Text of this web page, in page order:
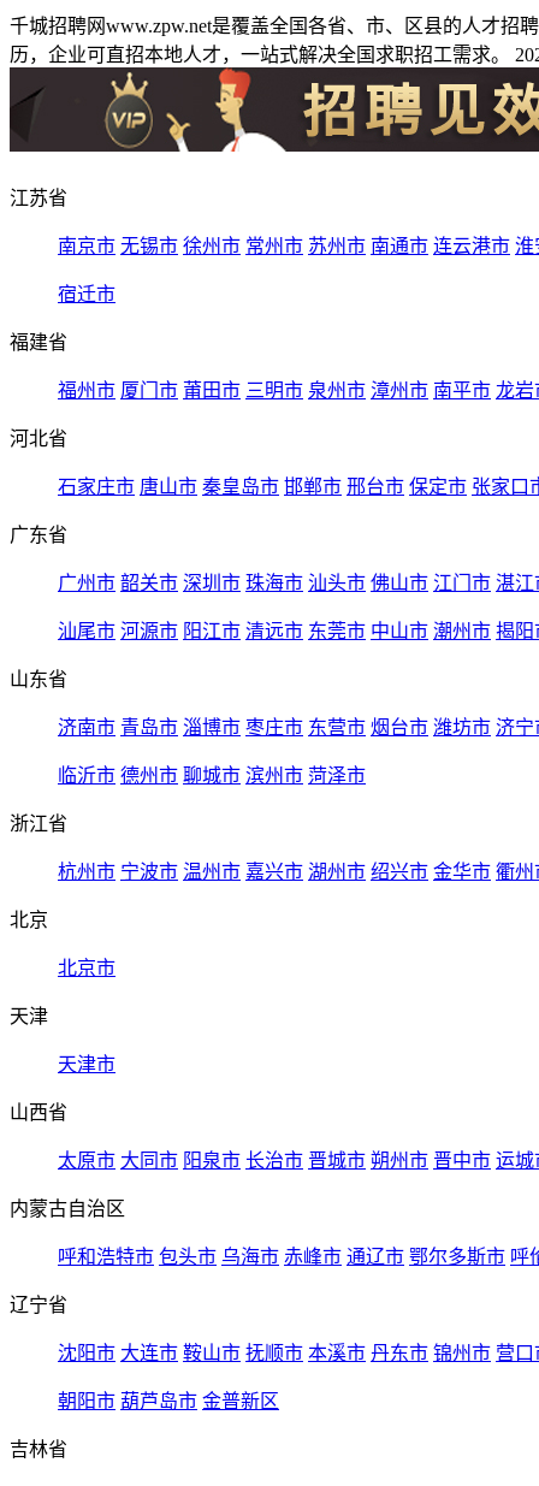
千城招聘网www.zpw.net是覆盖全国各省、市、区县的人才
历，企业可直招本地人才，一站式解决全国求职招工需求。
江苏省
南京市 无锡市 徐州市 常州市 苏州市 南通市 连云港市 淮
宿迁市
福建省
福州市 厦门市 莆田市 三明市 泉州市 漳州市 南平市 龙岩
河北省
石家庄市 唐山市 秦皇岛市 邯郸市 邢台市 保定市 张家口
广东省
广州市 韶关市 深圳市 珠海市 汕头市 佛山市 江门市 湛江
汕尾市 河源市 阳江市 清远市 东莞市 中山市 潮州市 揭阳
山东省
济南市 青岛市 淄博市 枣庄市 东营市 烟台市 潍坊市 济宁
临沂市 德州市 聊城市 滨州市 菏泽市
浙江省
杭州市 宁波市 温州市 嘉兴市 湖州市 绍兴市 金华市 衢州
北京
北京市
天津
天津市
山西省
太原市 大同市 阳泉市 长治市 晋城市 朔州市 晋中市 运城
内蒙古自治区
呼和浩特市 包头市 乌海市 赤峰市 通辽市 鄂尔多斯市 呼
辽宁省
沈阳市 大连市 鞍山市 抚顺市 本溪市 丹东市 锦州市 营口
朝阳市 葫芦岛市 金普新区
吉林省